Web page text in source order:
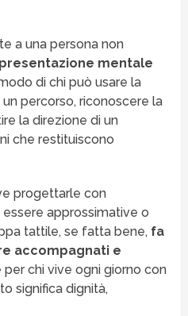
a una persona non
mentale
di chi può usare la
percorso, riconoscere la
la direzione di un
che restituiscono
progettarle con
approssimative o
tattile, se fatta bene, fa
accompagnati e
per chi vive ogni giorno con
significa dignità,